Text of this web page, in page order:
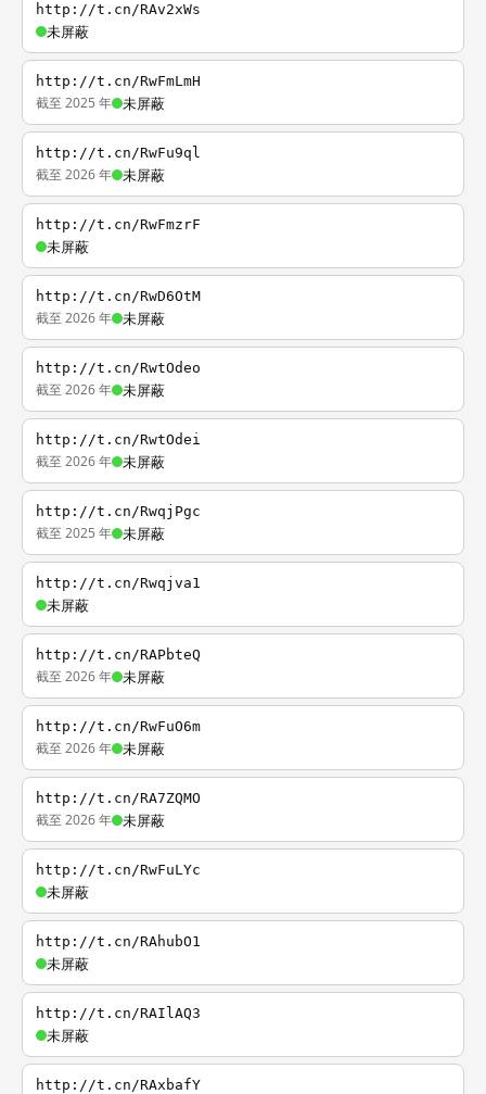
http://t.cn/RAv2xWs
未屏蔽
http://t.cn/RwFmLmH
截至 2025 年 未屏蔽
http://t.cn/RwFu9ql
截至 2026 年 未屏蔽
http://t.cn/RwFmzrF
未屏蔽
http://t.cn/RwD6OtM
截至 2026 年 未屏蔽
http://t.cn/RwtOdeo
截至 2026 年 未屏蔽
http://t.cn/RwtOdei
截至 2026 年 未屏蔽
http://t.cn/RwqjPgc
截至 2025 年 未屏蔽
http://t.cn/Rwqjva1
未屏蔽
http://t.cn/RAPbteQ
截至 2026 年 未屏蔽
http://t.cn/RwFuO6m
截至 2026 年 未屏蔽
http://t.cn/RA7ZQMO
截至 2026 年 未屏蔽
http://t.cn/RwFuLYc
未屏蔽
http://t.cn/RAhubO1
未屏蔽
http://t.cn/RAIlAQ3
未屏蔽
http://t.cn/RAxbafY